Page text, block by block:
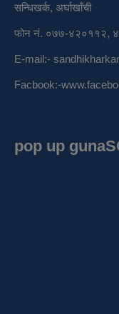
सन्धिखर्क, अर्घाखाँची
फोन नं. ०७७-४२०११२,
E-mail:-
Facbook:-
pop up